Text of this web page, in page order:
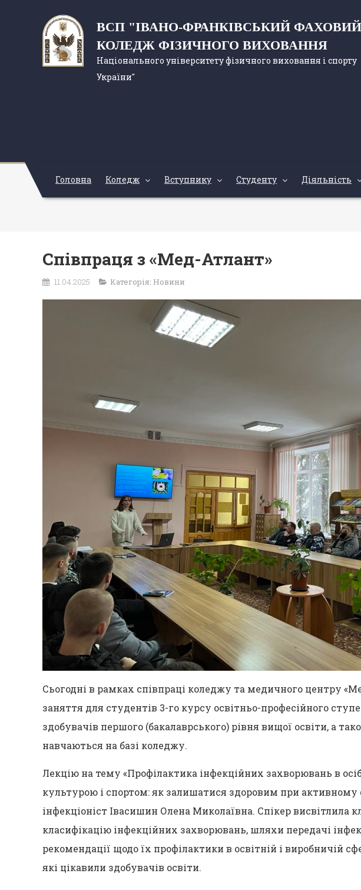
ВСП "ІВАНО-ФРАНКІВСЬКИЙ ФАХОВИЙ
КОЛЕДЖ ФІЗИЧНОГО ВИХОВАННЯ
Національного університету фізичного виховання і спорту
України"
Головна Коледж Вступнику Студенту Діяльність
Співпраця з «Мед-Атлант»
11.04.2025 Категорія: Новини
Сьогодні в рамках співпраці коледжу та медичного центру
заняття для студентів 3-го курсу освітньо-професійного
здобувачів першого (бакалаврського) рівня вищої освіти, а
навчаються на базі коледжу.
Лекцію на тему «Профілактика інфекційних захворювань в
культурою і спортом: як залишатися здоровим при активному
інфекціоніст Івасишин Олена Миколаївна. Спікер висвітлила
класифікацію інфекційних захворювань, шляхи передачі
рекомендації щодо їх профілактики в освітній і виробничій
які цікавили здобувачів освіти.